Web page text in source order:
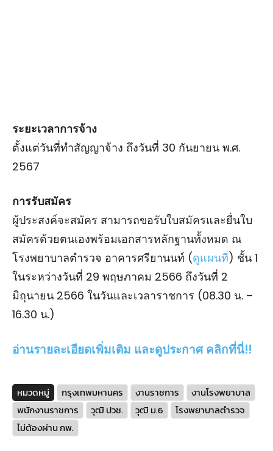
ระยะเวลาการจ้าง
ตั้งแต่วันที่ทำสัญญาจ้าง ถึงวันที่ 30 กันยายน พ.ศ.
2567
การรับสมัคร
ผู้ประสงค์จะสมัคร สามารถขอรับใบสมัครและยื่นใบ
สมัครด้วยตนเองพร้อมเอกสารหลักฐานทั้งหมด ณ
โรงพยาบาลตํารวจ อาคารศรียานนท์ (ดูแผนที่) ชั้น 1
ในระหว่างวันที่ 29 พฤษภาคม 2566 ถึงวันที่ 2
มิถุนายน 2566 ในวันและเวลาราชการ (08.30 น. –
16.30 น.)
อ่านรายละเอียดเพิ่มเติม และดูประกาศ คลิกที่นี่!!
หมวดหมู่ กรุงเทพมหานคร งานราชการ
งานโรงพยาบาล
พนักงานราชการ
วุฒิ ปวช. วุฒิ ม.6
โรงพยาบาลตำรวจ
ไม่ต้องผ่าน กพ.